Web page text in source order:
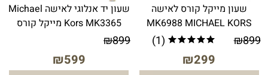
שעון מייקל קורס לאישה
MK6988 MICHAEL KORS
₪899
₪299
(1)
שעון יד אנלוגי לאישה Michael
Kors MK3365 מייקל קורס
₪899
₪599